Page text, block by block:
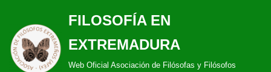
Saltar
al
contenido
FILOSOFÍA EN
EXTREMADURA
Web Oficial Asociación de Filósofas y Filósofos